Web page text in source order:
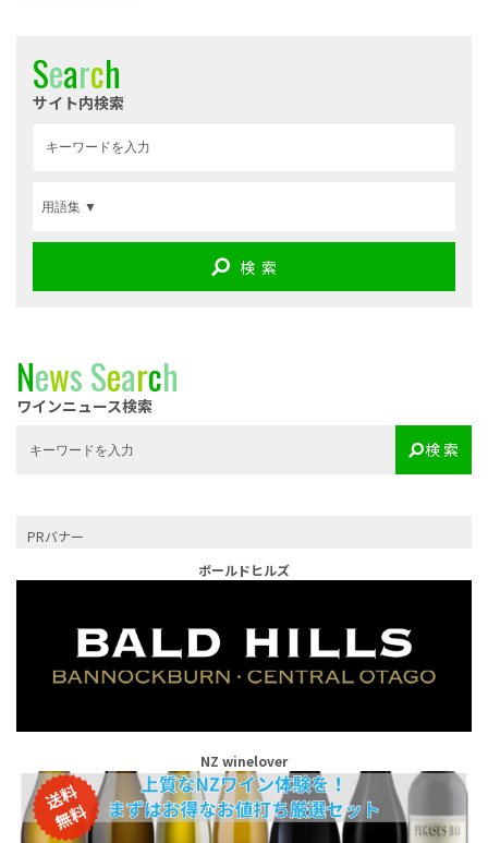
Search
サイト内検索
検 索
NewsSearch
ワインニュース検索
検 索
PRバナー
ボールドヒルズ
NZ winelover